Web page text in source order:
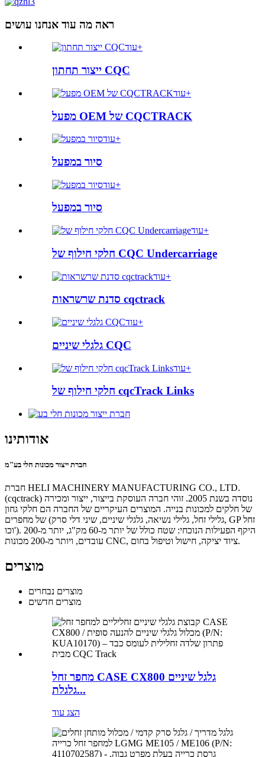
ראה מה עוד אנחנו עושים
עוד+
ייצור תחתון CQC
עוד+
מפעל OEM של CQCTRACK
עוד+
סיור במפעל
עוד+
סיור במפעל
עוד+
חלקי חילוף של CQC Undercarriage
עוד+
סדנת שרשראות cqctrack
עוד+
גלגלי שיניים CQC
עוד+
חלקי חילוף של cqcTrack Links
אודותינו
חברת ייצור מכונות חלי בע"מ
חברת HELI MACHINERY MANUFACTURING CO., LTD.
(cqctrack) נוסדה בשנת 2005. זוהי חברה העוסקת בייצור, ייצור ומכירה
של חלקים למכונות בנייה. המוצרים העיקריים של החברה הם חלקי גחון
של מחפרים (גלילי זחל, גלילי נשיאה, גלגלי שיניים, שיני דלי סרק, GP זחל
וכו'). היקף הפעילות הנוכחי: שטח כולל של יותר מ-60 מק"ג, יותר מ-200
עובדים, ויותר מ-200 מכונות CNC, ציוד יציקה, חישול וטיפול בחום.
מוצרים
מוצרים נבחרים
מוצרים חדשים
מחפר זחל CASE CX800 גלגל שיניים
גלגלת...
הצג עוד